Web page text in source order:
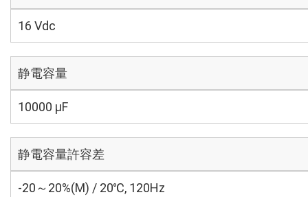
16 Vdc
静電容量
10000 µF
静電容量許容差
-20～20%(M) / 20℃, 120Hz